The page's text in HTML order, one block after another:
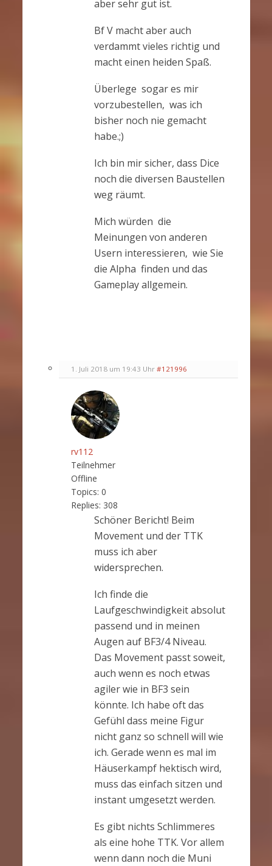
aber sehr gut ist.
Bf V macht aber auch
verdammt vieles richtig und
macht einen heiden Spaß.
Überlege sogar es mir
vorzubestellen, was ich
bisher noch nie gemacht
habe.;)
Ich bin mir sicher, dass Dice
noch die diversen Baustellen
weg räumt.
Mich würden die
Meinungen von anderen
Usern interessieren, wie Sie
die Alpha finden und das
Gameplay allgemein.
1. Juli 2018 um 19:43 Uhr #121996
rv112
Teilnehmer
Offline
Topics: 0
Replies: 308
Schöner Bericht! Beim
Movement und der TTK
muss ich aber
widersprechen.
Ich finde die
Laufgeschwindigkeit absolut
passend und in meinen
Augen auf BF3/4 Niveau.
Das Movement passt soweit,
auch wenn es noch etwas
agiler wie in BF3 sein
könnte. Ich habe oft das
Gefühl dass meine Figur
nicht ganz so schnell will wie
ich. Gerade wenn es mal im
Häuserkampf hektisch wird,
muss das einfach sitzen und
instant umgesetzt werden.
Es gibt nichts Schlimmeres
als eine hohe TTK. Vor allem
wenn dann noch die Muni